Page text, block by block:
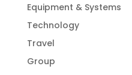
Equipment & Systems
Technology
Travel
Group